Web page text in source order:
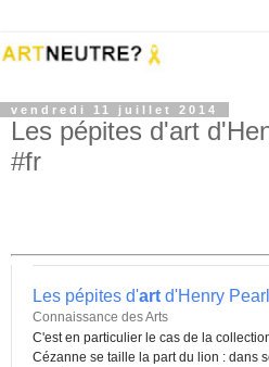
vendredi 11 juillet 2014
Les pépites d'art
#fr
Les pépites d'art d'Henry
Connaissance des Arts
C'est en particulier le cas de la
Cézanne se taille la part du lion : dans